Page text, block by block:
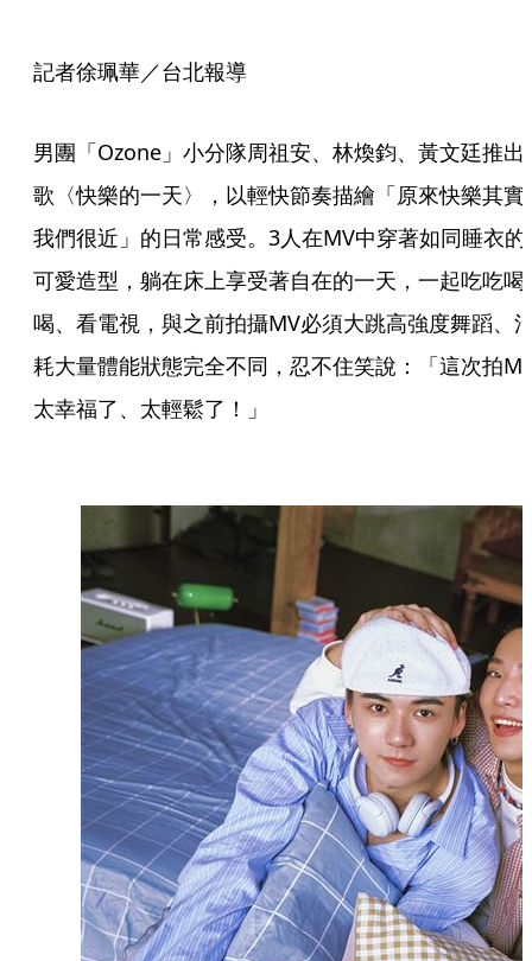
記者徐珮華／台北報導
男團「Ozone」小分隊周祖安、林煥鈞、黃文廷推出
歌〈快樂的一天〉，以輕快節奏描繪「原來快樂其實
我們很近」的日常感受。3人在MV中穿著如同睡衣的
可愛造型，躺在床上享受著自在的一天，一起吃吃喝
喝、看電視，與之前拍攝MV必須大跳高強度舞蹈、
耗大量體能狀態完全不同，忍不住笑說：「這次拍
太幸福了、太輕鬆了！」